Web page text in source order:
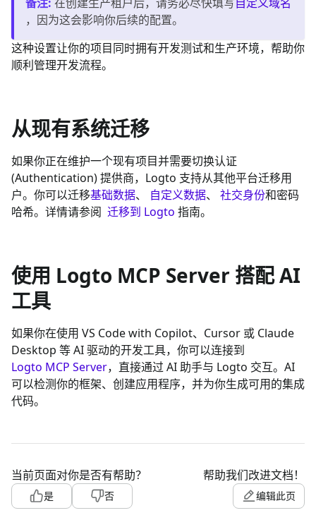
，因为这会影响你后续的配置。
这种设置让你的项目同时拥有开发测试和生产环境，帮助你
顺利管理开发流程。
从现有系统迁移
如果你正在维护一个现有项目并需要切换认证
(Authentication) 提供商，Logto 支持从其他平台迁移用
户。你可以迁移基础数据、 自定义数据、 社交身份和密码
哈希。详情请参阅 迁移到 Logto 指南。
使用 Logto MCP Server 搭配 AI
工具
如果你在使用 VS Code with Copilot、Cursor 或 Claude
Desktop 等 AI 驱动的开发工具，你可以连接到
Logto MCP Server，直接通过 AI 助手与 Logto 交互。AI
可以检测你的框架、创建应用程序，并为你生成可用的集成
代码。
当前页面对你是否有帮助？
是 否
帮助我们改进文档！
编辑此页